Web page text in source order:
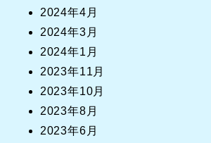
2024年4月
2024年3月
2024年1月
2023年11月
2023年10月
2023年8月
2023年6月